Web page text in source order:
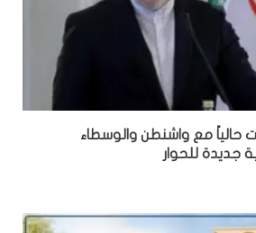
حالياً مع واشنطن والوسطاء
جديدة للحوار